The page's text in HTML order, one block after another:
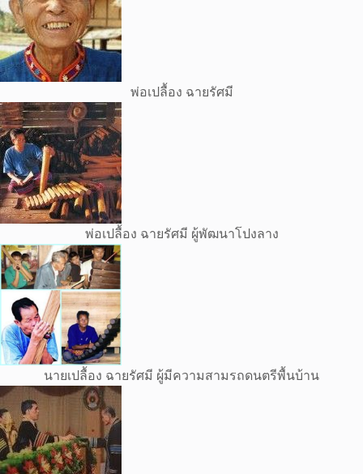
พ่อเปลื้อง ฉายรัศมี
พ่อเปลื้อง ฉายรัศมี ผู้พัฒนาโปงลาง
นายเปลื้อง ฉายรัศมี ผู้มีความสามรถดนตรีพื้นบ้าน